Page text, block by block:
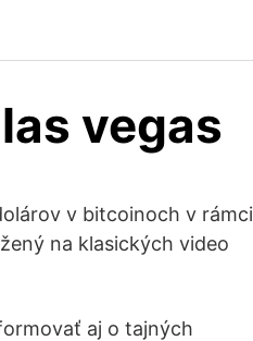
vegas
v bitcoinoch v rámci
na klasických video
aj o tajných